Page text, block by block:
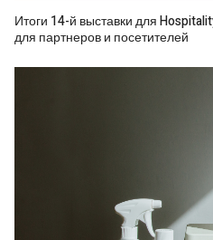
Итоги 14-й выставки для
для партнеров и посетителей